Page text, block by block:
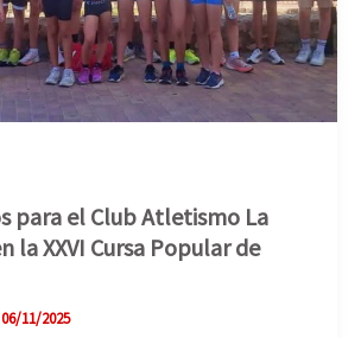
para el Club Atletismo La
la XXVI Cursa Popular de
06/11/2025